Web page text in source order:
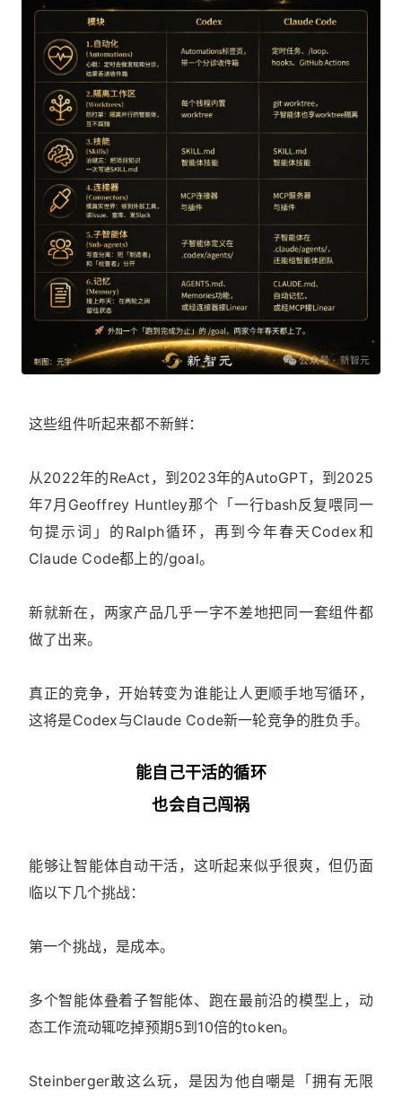
这些组件听起来都不新鲜：
从2022年的ReAct，到2023年的AutoGPT，到2025
年7月Geoffrey Huntley那个「一行bash反复喂同一
句提示词」的Ralph循环，再到今年春天Codex和
Claude Code都上的/goal。
新就新在，两家产品几乎一字不差地把同一套组件都
做了出来。
真正的竞争，开始转变为谁能让人更顺手地写循环，
这将是Codex与Claude Code新一轮竞争的胜负手。
能自己干活的循环
也会自己闯祸
能够让智能体自动干活，这听起来似乎很爽，但仍面
临以下几个挑战：
第一个挑战，是成本。
多个智能体叠着子智能体、跑在最前沿的模型上，动
态工作流动辄吃掉预期5到10倍的token。
Steinberger敢这么玩，是因为他自嘲是「拥有无限